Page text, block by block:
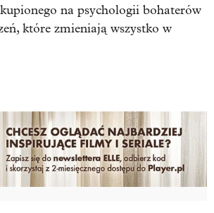
na psychologii bohaterów
które zmieniają wszystko w